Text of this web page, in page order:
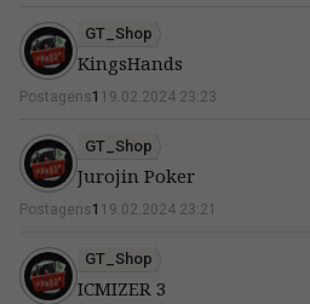
GT_Shop
KingsHands
Postagens1 19.02.2024 23:23
GT_Shop
Jurojin Poker
Postagens1 19.02.2024 23:21
GT_Shop
ICMIZER 3